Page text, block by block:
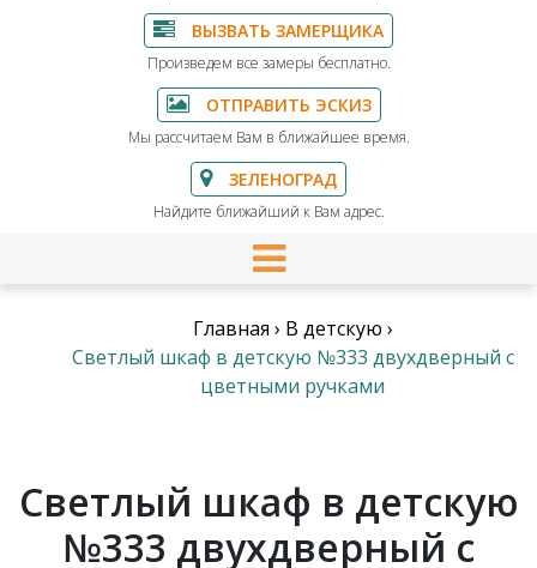
ВЫЗВАТЬ ЗАМЕРЩИКА
Произведем все замеры бесплатно.
ОТПРАВИТЬ ЭСКИЗ
Мы рассчитаем Вам в ближайшее время.
ЗЕЛЕНОГРАД
Найдите ближайший к Вам адрес.
Главная › В детскую ›
Светлый шкаф в детскую №333 двухдверный с
цветными ручками
Светлый шкаф в детскую
№333 двухдверный с